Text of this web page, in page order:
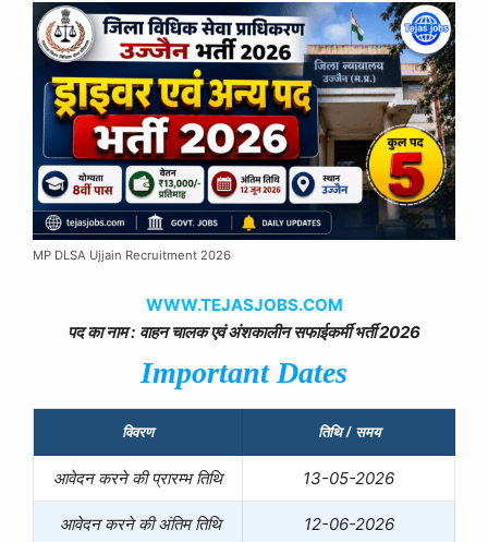
MP DLSA Ujjain Recruitment 2026
WWW.TEJASJOBS.COM
पद का नाम : वाहन चालक एवंअंशकालीन सफाईकर्मीभर्ती 2026
Important Dates
विवरण तिथि / समय
आवेदन करने की प्रारम्भ तिथि 13-05-2026
आवेदन करने की अंतिम तिथि 12-06-2026